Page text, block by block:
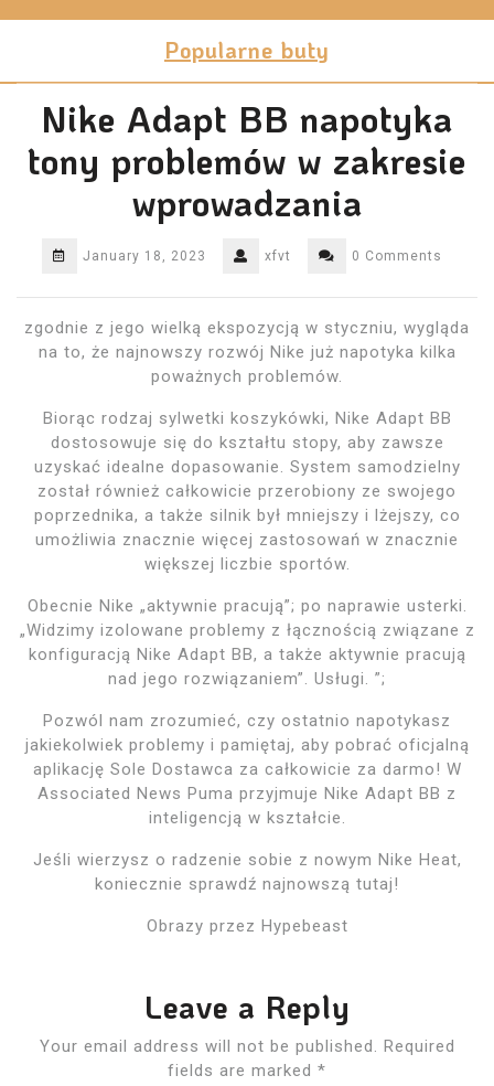
Popularne buty
Nike Adapt BB napotyka
tony problemów w zakresie
wprowadzania
January 18, 2023 xfvt 0 Comments
zgodnie z jego wielką ekspozycją w styczniu, wygląda
na to, że najnowszy rozwój Nike już napotyka kilka
poważnych problemów.
Biorąc rodzaj sylwetki koszykówki, Nike Adapt BB
dostosowuje się do kształtu stopy, aby zawsze
uzyskać idealne dopasowanie. System samodzielny
został również całkowicie przerobiony ze swojego
poprzednika, a także silnik był mniejszy i lżejszy, co
umożliwia znacznie więcej zastosowań w znacznie
większej liczbie sportów.
Obecnie Nike „aktywnie pracują”; po naprawie usterki.
„Widzimy izolowane problemy z łącznością związane z
konfiguracją Nike Adapt BB, a także aktywnie pracują
nad jego rozwiązaniem”. Usługi. ”;
Pozwól nam zrozumieć, czy ostatnio napotykasz
jakiekolwiek problemy i pamiętaj, aby pobrać oficjalną
aplikację Sole Dostawca za całkowicie za darmo! W
Associated News Puma przyjmuje Nike Adapt BB z
inteligencją w kształcie.
Jeśli wierzysz o radzenie sobie z nowym Nike Heat,
koniecznie sprawdź najnowszą tutaj!
Obrazy przez Hypebeast
Leave a Reply
Your email address will not be published.
Required
fields are marked *